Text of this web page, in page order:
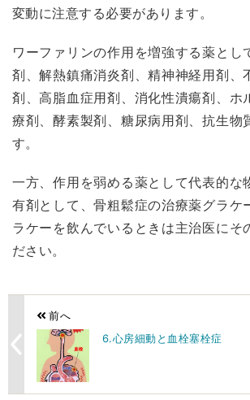
変動に注意する必要があります。
ワーファリンの作用を増強する薬とし
剤、解熱鎮痛消炎剤、精神神経用剤、
剤、高脂血症用剤、消化性潰瘍剤、ホ
療剤、酵素製剤、糖尿病用剤、抗生物
す。
一方、作用を弱める薬として代表的な
有剤として、骨粗鬆症の治療薬グラケ
ラケーを飲んでいるときは主治医にそ
ださい。
前へ
6.心房細動と血栓塞栓症